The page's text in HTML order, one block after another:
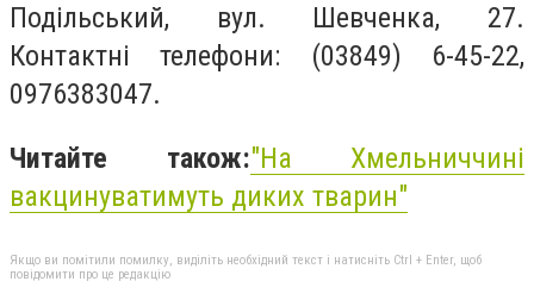
Подільський, вул. Шевченка, 27.
Контактні телефони: (03849) 6-45-22,
0976383047.
Читайте також:"На Хмельниччині
вакцинуватимуть диких тварин"
Якщо ви помітили помилку, виділіть необхідний текст і натисніть Ctrl + Enter, щоб
повідомити про це редакцію